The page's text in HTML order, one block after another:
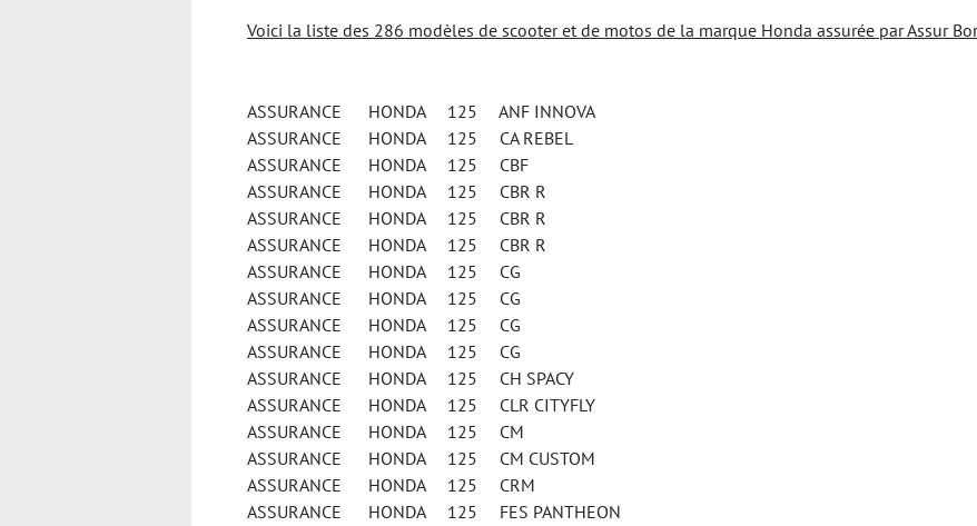
Voici la liste des 286 modèles de scooter et de motos de la marque Honda assurée par Assur
ASSURANCE HONDA 125 ANF INNOVA
ASSURANCE HONDA 125 CA REBEL
ASSURANCE HONDA 125 CBF
ASSURANCE HONDA 125 CBR R
ASSURANCE HONDA 125 CBR R
ASSURANCE HONDA 125 CBR R
ASSURANCE HONDA 125 CG
ASSURANCE HONDA 125 CG
ASSURANCE HONDA 125 CG
ASSURANCE HONDA 125 CG
ASSURANCE HONDA 125 CH SPACY
ASSURANCE HONDA 125 CLR CITYFLY
ASSURANCE HONDA 125 CM
ASSURANCE HONDA 125 CM CUSTOM
ASSURANCE HONDA 125 CRM
ASSURANCE HONDA 125 FES PANTHEON